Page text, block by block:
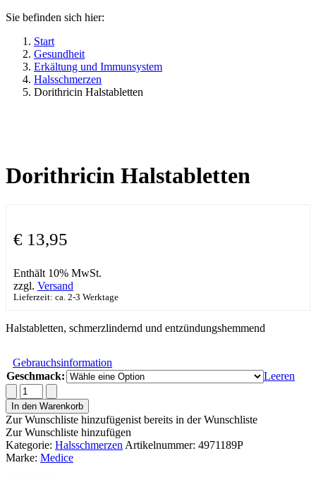
Sie befinden sich hier:
Start
Gesundheit
Erkältung und Immunsystem
Halsschmerzen
Dorithricin Halstabletten
Dorithricin Halstabletten
€ 13,95
Enthält 10% MwSt.
zzgl. Versand
Lieferzeit: ca. 2-3 Werktage
Halstabletten, schmerzlindernd und entzündungshemmend
Gebrauchsinformation
Geschmack:
Leeren
Dorithricin
Halstabletten
Menge
In den Warenkorb
Zur Wunschliste hinzufügenist bereits in der Wunschliste
Zur Wunschliste hinzufügen
Kategorie: Halsschmerzen Artikelnummer: 4971189P
Marke: Medice